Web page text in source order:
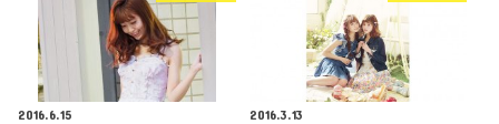
2016.6.15
2016.3.13